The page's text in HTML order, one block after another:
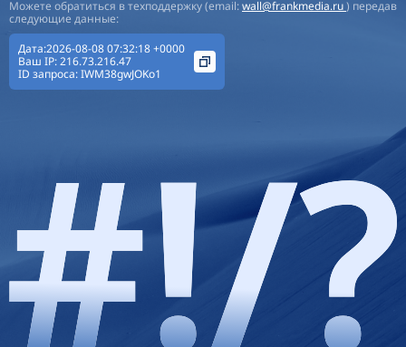
Можете обратиться в техподдержку (email:wall@frankmedia.ru) передав
следующие данные:
Дата:2026-08-08 07:32:18 +0000
Ваш IP:216.73.216.47
ID запроса:IWM38gwJOKo1